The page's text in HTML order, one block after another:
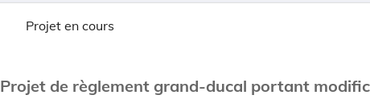
Projet en cours
Projet de règlement grand-ducal portant